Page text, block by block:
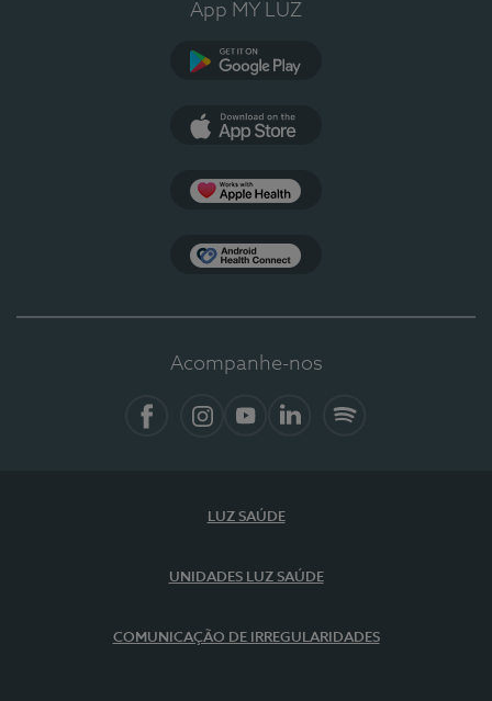
App MY LUZ
Acompanhe-nos
LUZ SAÚDE
UNIDADES LUZ SAÚDE
COMUNICAÇÃO DE IRREGULARIDADES